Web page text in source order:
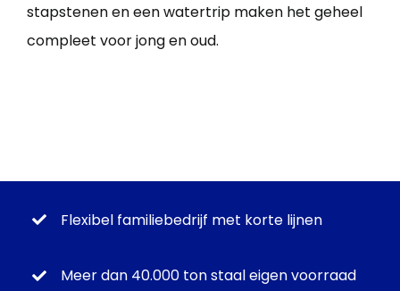
stapstenen en een watertrip maken het geheel
compleet voor jong en oud.
Flexibel familiebedrijf met korte lijnen
Meer dan 40.000 ton staal eigen voorraad